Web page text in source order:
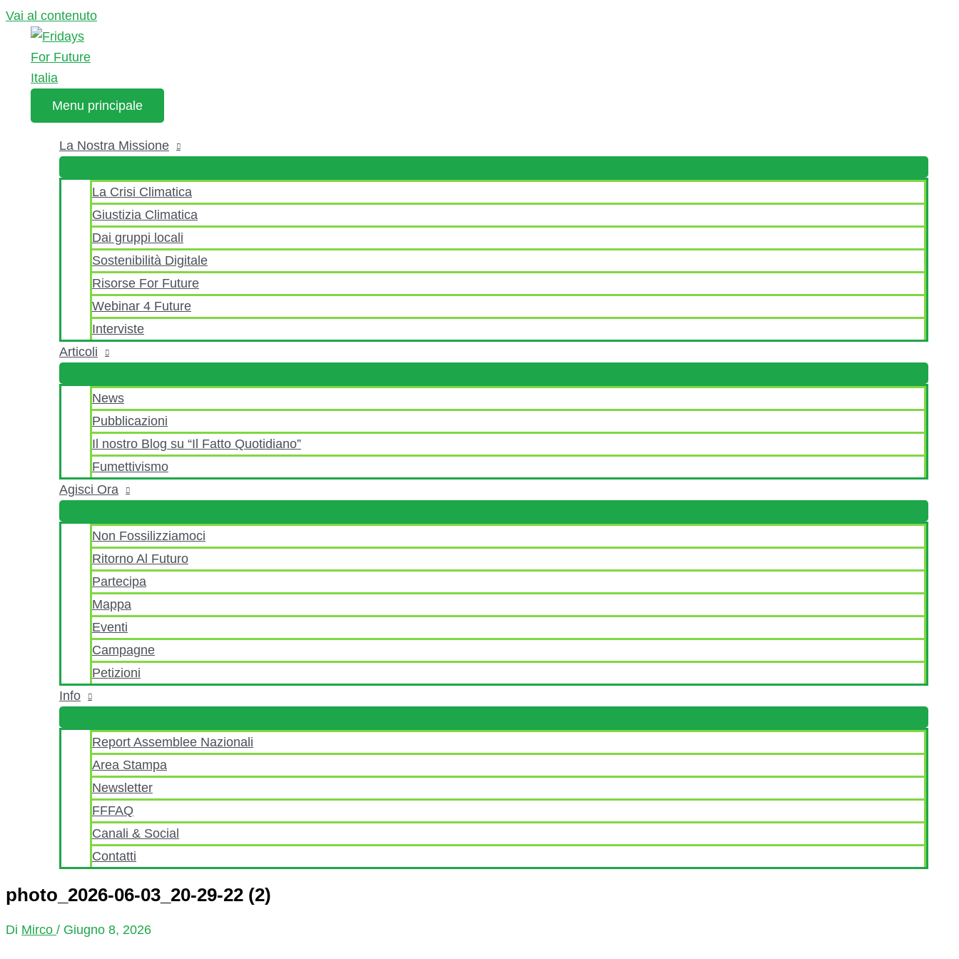
Vai al contenuto
Menu principale
La Nostra Missione
La Crisi Climatica
Giustizia Climatica
Dai gruppi locali
Sostenibilità Digitale
Risorse For Future
Webinar 4 Future
Interviste
Articoli
News
Pubblicazioni
Il nostro Blog su “Il Fatto Quotidiano”
Fumettivismo
Agisci Ora
Non Fossilizziamoci
Ritorno Al Futuro
Partecipa
Mappa
Eventi
Campagne
Petizioni
Info
Report Assemblee Nazionali
Area Stampa
Newsletter
FFFAQ
Canali & Social
Contatti
photo_2026-06-03_20-29-22 (2)
Di Mirco / Giugno 8, 2026